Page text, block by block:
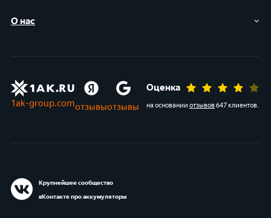
О нас
1ak-group.comотзывыотзывы
Оценка
на основании отзывов647 клиентов.
Крупнейшее сообщество
вКонтакте про аккумуляторы